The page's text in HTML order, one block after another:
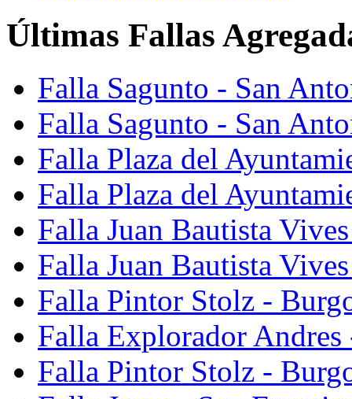
Últimas Fallas
Falla Sagunto - San
Falla Sagunto - San
Falla Plaza del
Falla Plaza del
Falla Juan Bautista
Falla Juan Bautista
Falla Pintor Stolz -
Falla Explorador Andres
Falla Pintor Stolz -